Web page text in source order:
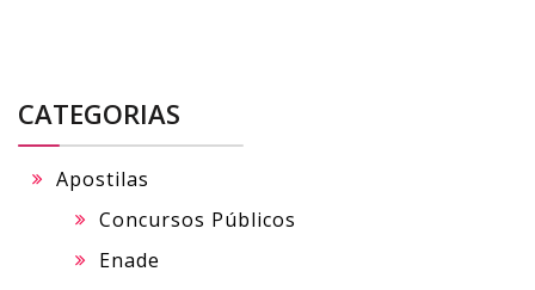
CATEGORIAS
Apostilas
Concursos Públicos
Enade